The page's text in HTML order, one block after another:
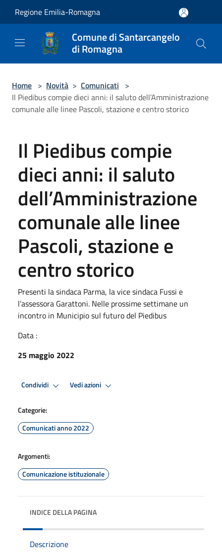
Regione Emilia-Romagna
Comune di Santarcangelo
di Romagna
Home > Novità > Comunicati >
Il Piedibus compie dieci anni: il saluto dell’Amministrazione
comunale alle linee Pascoli, stazione e centro storico
Il Piedibus compie
dieci anni: il saluto
dell’Amministrazione
comunale alle linee
Pascoli, stazione e
centro storico
Presenti la sindaca Parma, la vice sindaca Fussi e
l’assessora Garattoni. Nelle prossime settimane un
incontro in Municipio sul futuro del Piedibus
Data :
25 maggio 2022
Condividi Vedi azioni
Categorie:
Comunicati anno 2022
Argomenti:
Comunicazione istituzionale
INDICE DELLA PAGINA
Descrizione